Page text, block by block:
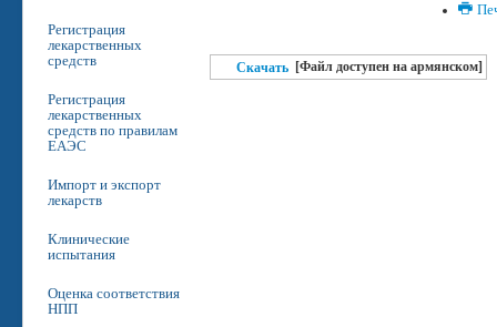
Регистрация
лекарственных
средств
Регистрация
лекарственных
средств по правилам
ЕАЭС
Импорт и экспорт
лекарств
Клинические
испытания
Оценка соответствия
НПП
Скачать [Файл доступен на армянском]